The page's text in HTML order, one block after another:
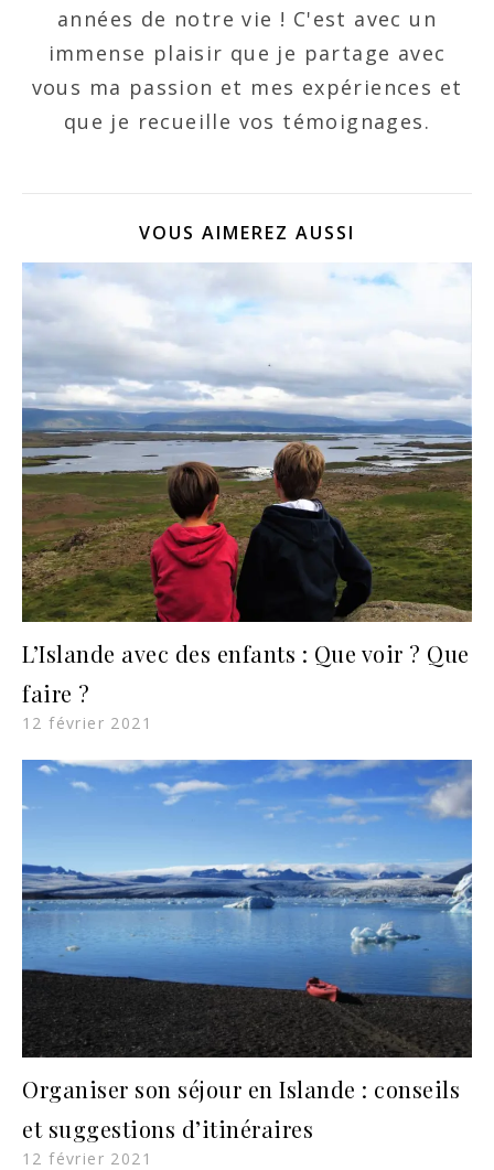
années de notre vie ! C'est avec un
immense plaisir que je partage avec
vous ma passion et mes expériences et
que je recueille vos témoignages.
VOUS AIMEREZ AUSSI
L’Islande avec des enfants : Que voir ? Que
faire ?
12 février 2021
Organiser son séjour en Islande : conseils
et suggestions d’itinéraires
12 février 2021